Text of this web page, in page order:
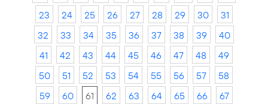
23
24 25 26 27 28 29 30
31
32
33 34 35 36 37 38 39
40
41
42 43 44 45 46 47 48
49
50
51 52 53 54 55 56 57
58
59
60 61 62 63 64 65 66
67